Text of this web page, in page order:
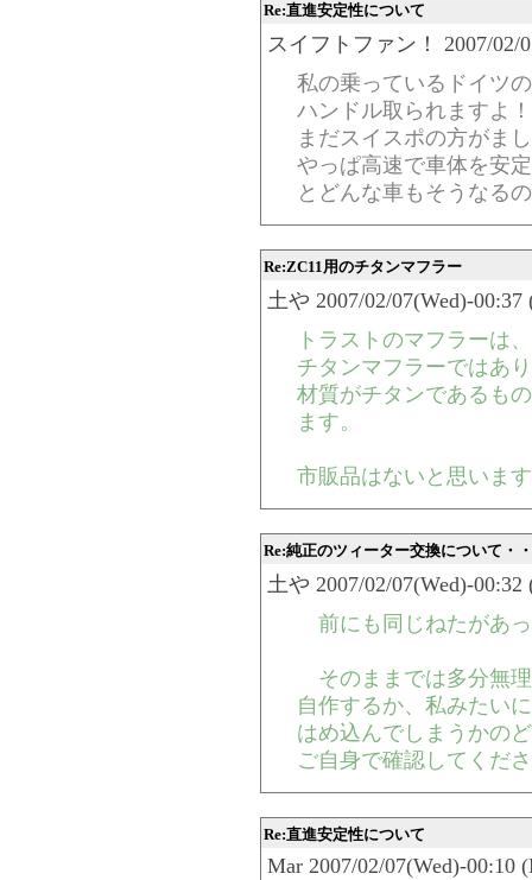
Re:直進安定性について
スイフトファン！ 2007/02/
私の乗っているドイツ
ハンドル取られますよ！
まだスイスポの方がま
やっぱ高速で車体を安
とどんな車もそうなる
Re:ZC11用のチタンマフラー
土や 2007/02/07(Wed)-00:37
トラストのマフラーは
チタンマフラーではあ
材質がチタンであるも
ます。
市販品はないと思いま
Re:純正のツィーター交換について・
土や 2007/02/07(Wed)-00:32
前にも同じねたがあ
そのままでは多分無
自作するか、私みたい
はめ込んでしまうかの
ご自身で確認してくだ
Re:直進安定性について
Mar 2007/02/07(Wed)-00:10